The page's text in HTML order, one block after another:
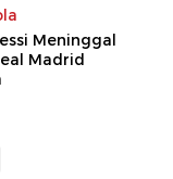
Meninggal
Madrid